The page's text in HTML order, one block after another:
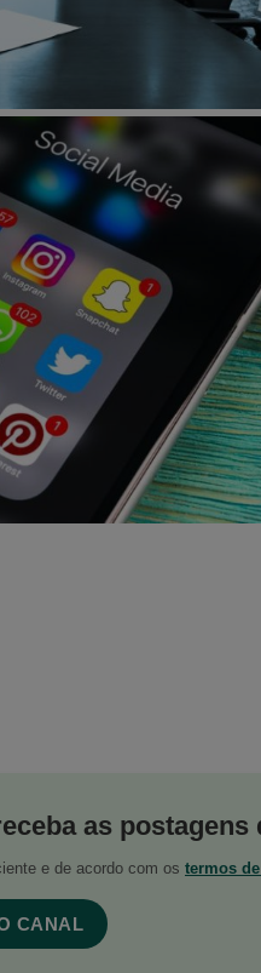
as
e de acordo com os termos
CANAL